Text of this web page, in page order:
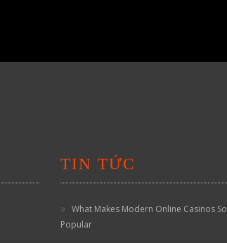
TIN TỨC
What Makes Modern Online Casinos So
Popular